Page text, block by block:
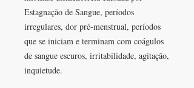
Estagnação de Sangue, períodos
irregulares, dor pré-menstrual, períodos
que se iniciam e terminam com coágulos
de sangue escuros, irritabilidade, agitação,
inquietude.